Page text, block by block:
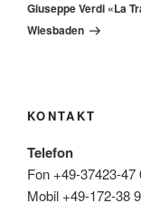
Giuseppe Verdi «La
Wiesbaden
KONTAKT
Telefon
Fon +49-37423-47
Mobil +49-172-38